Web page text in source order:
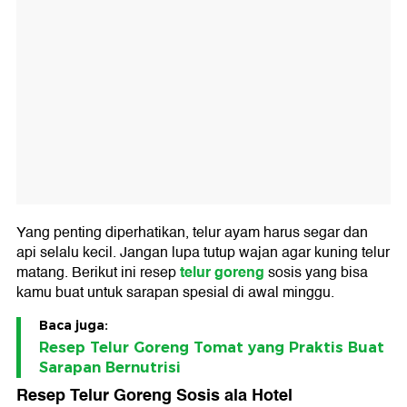
Yang penting diperhatikan, telur ayam harus segar dan
api selalu kecil. Jangan lupa tutup wajan agar kuning telur
matang. Berikut ini reseptelur gorengsosis yang bisa
kamu buat untuk sarapan spesial di awal minggu.
Baca juga:
Resep Telur Goreng Tomat yang Praktis Buat
Sarapan Bernutrisi
Resep Telur Goreng Sosis ala Hotel